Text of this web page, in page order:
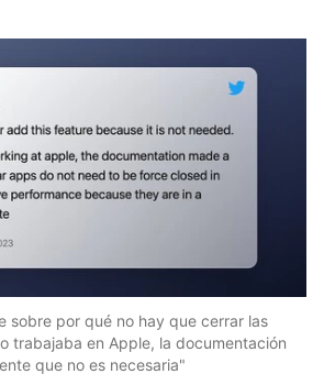
sobre por qué no hay que cerrar las
trabajaba en Apple, la documentación
que no es necesaria"